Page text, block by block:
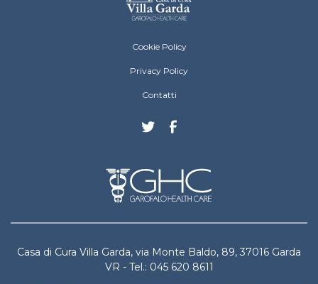
Villa Garda Footer menu
Cookie Policy
Privacy Policy
Contatti
Casa di Cura Villa Garda, via Monte Baldo, 89, 37016 Garda
VR - Tel.: 045 620 8611